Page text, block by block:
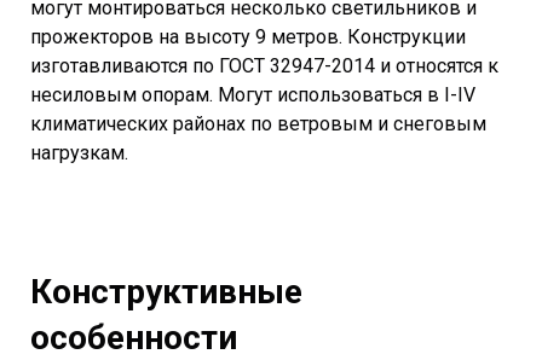
могут монтироваться несколько светильников и
прожекторов на высоту 9 метров. Конструкции
изготавливаются по ГОСТ 32947-2014 и относятся к
несиловым опорам. Могут использоваться в I-IV
климатических районах по ветровым и снеговым
нагрузкам.
Конструктивные
особенности